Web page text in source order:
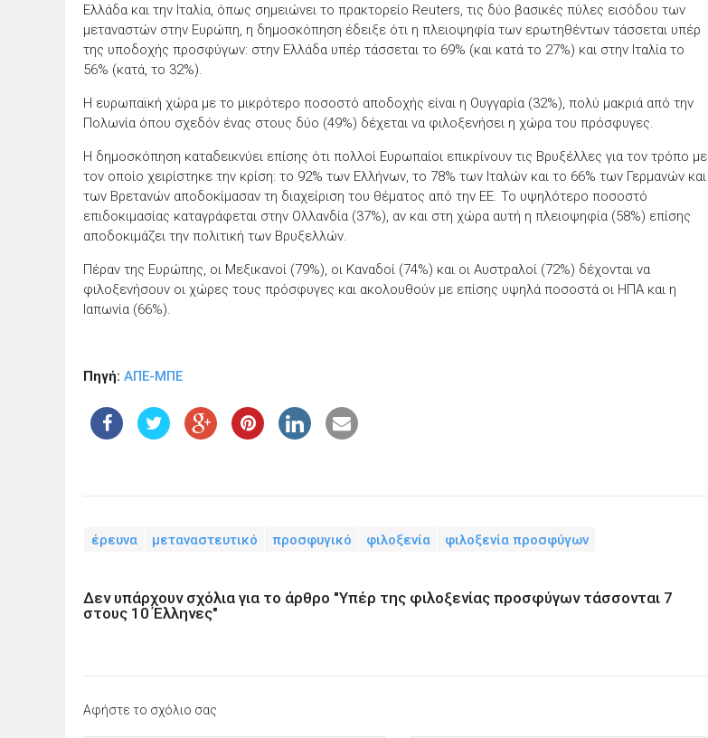
Ελλάδα και την Ιταλία, όπως σημειώνει το πρακτορείο Reuters, τις δύο βασικές πύλες εισόδου των
μεταναστών στην Ευρώπη, η δημοσκόπηση έδειξε ότι η πλειοψηφία των ερωτηθέντων τάσσεται υπέρ
της υποδοχής προσφύγων: στην Ελλάδα υπέρ τάσσεται το 69% (και κατά το 27%) και στην Ιταλία το
56% (κατά, το 32%).
Η ευρωπαϊκή χώρα με το μικρότερο ποσοστό αποδοχής είναι η Ουγγαρία (32%), πολύ μακριά από την
Πολωνία όπου σχεδόν ένας στους δύο (49%) δέχεται να φιλοξενήσει η χώρα του πρόσφυγες.
Η δημοσκόπηση καταδεικνύει επίσης ότι πολλοί Ευρωπαίοι επικρίνουν τις Βρυξέλλες για τον τρόπο με
τον οποίο χειρίστηκε την κρίση: το 92% των Ελλήνων, το 78% των Ιταλών και το 66% των Γερμανών και
των Βρετανών αποδοκίμασαν τη διαχείριση του θέματος από την ΕΕ. Το υψηλότερο ποσοστό
επιδοκιμασίας καταγράφεται στην Ολλανδία (37%), αν και στη χώρα αυτή η πλειοψηφία (58%) επίσης
αποδοκιμάζει την πολιτική των Βρυξελλών.
Πέραν της Ευρώπης, οι Μεξικανοί (79%), οι Καναδοί (74%) και οι Αυστραλοί (72%) δέχονται να
φιλοξενήσουν οι χώρες τους πρόσφυγες και ακολουθούν με επίσης υψηλά ποσοστά οι ΗΠΑ και η
Ιαπωνία (66%).
Πηγή: ΑΠΕ-ΜΠΕ
έρευνα μεταναστευτικό προσφυγικό φιλοξενία φιλοξενία προσφύγων
Δεν υπάρχουν σχόλια για το άρθρο "Υπέρ της φιλοξενίας προσφύγων τάσσονται 7
στους 10 Έλληνες"
Αφήστε το σχόλιο σας